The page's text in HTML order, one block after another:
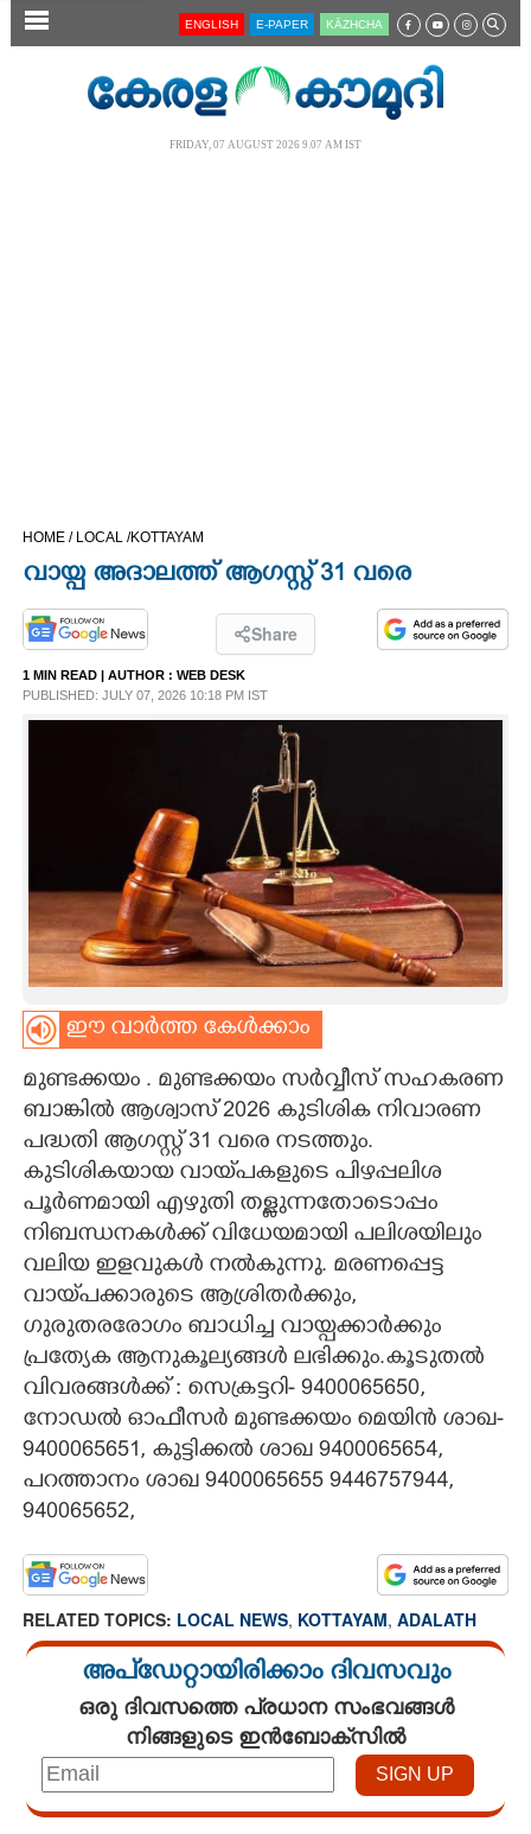
SECTIONS
OPINION
PHOTOS
INFO+
ART
ASTRO
CARTOONS
LITERATURE
ZOOM
ENGLISH E-PAPER KĀZHCHA
FRIDAY, 07 AUGUST 2026 9.07 AM IST
HOME / LOCAL /KOTTAYAM
വായ്പ‌ അദാലത്ത് ആഗസ്റ്റ് 31 വരെ
Share
1 MIN READ | AUTHOR : WEB DESK
PUBLISHED: JULY 07, 2026 10:18 PM IST
ഈ വാർത്ത കേൾക്കാം
മുണ്ടക്കയം . മുണ്ടക്കയം സർവ്വീസ് സഹകരണ
ബാങ്കിൽ ആശ്വാസ് 2026 കുടിശിക നിവാരണ
പദ്ധതി ആഗസ്റ്റ് 31 വരെ നടത്തും.
കുടിശികയായ വായ്‌പകളുടെ പിഴപ്പലിശ
പൂർണമായി എഴുതി തള്ളുന്നതോടൊപ്പം
നിബന്ധനകൾക്ക് വിധേയമായി പലിശയിലും
വലിയ ഇളവുകൾ നൽകുന്നു. മരണപ്പെട്ട
വായ്‌പക്കാരുടെ ആശ്രിതർക്കും,
ഗുരുതരരോഗം ബാധിച്ച വായ്പ‌ക്കാർക്കും
പ്രത്യേക ആനുകൂല്യങ്ങൾ ലഭിക്കും.കൂടുതൽ
വിവരങ്ങൾക്ക് : സെക്രട്ടറി- 9400065650,
നോഡൽ ഓഫീസർ മുണ്ടക്കയം മെയിൻ ശാഖ-
9400065651, കുട്ടിക്കൽ ശാഖ 9400065654,
പറത്താനം ശാഖ 9400065655 9446757944,
940065652,
RELATED TOPICS: LOCAL NEWS, KOTTAYAM, ADALATH
അപ്ഡേറ്റായിരിക്കാം ദിവസവും
ഒരു ദിവസത്തെ പ്രധാന സംഭവങ്ങൾ
നിങ്ങളുടെ ഇൻബോക്സിൽ